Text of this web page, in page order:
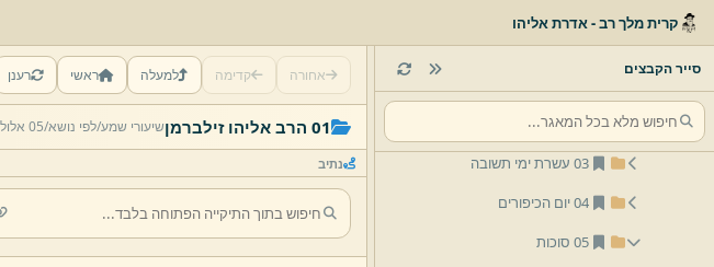
קרית מלך רב - אדרת אליהו
סייר הקבצים
05 אלול ומועדי תשרי
02 ראש השנה
03 עשרת ימי תשובה
04 יום הכיפורים
05 סוכות
אחורה קדימה למעלה ראשי רענן
01 הרב אליהו זילברמן שיעורי שמע/לפי נושא/05 אלול ומועדי תשרי/
נתיב